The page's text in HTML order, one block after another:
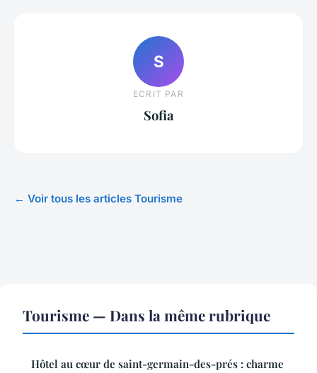
S
ECRIT PAR
Sofia
← Voir tous les articles Tourisme
Tourisme — Dans la même rubrique
Hôtel au cœur de saint-germain-des-prés : charme